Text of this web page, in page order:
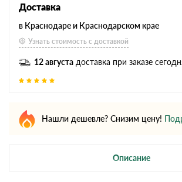
Доставка
в Краснодаре и Краснодарском крае
Узнать стоимость с доставкой
12 августа доставка при заказе
Нашли дешевле? Снизим цену!
Описание